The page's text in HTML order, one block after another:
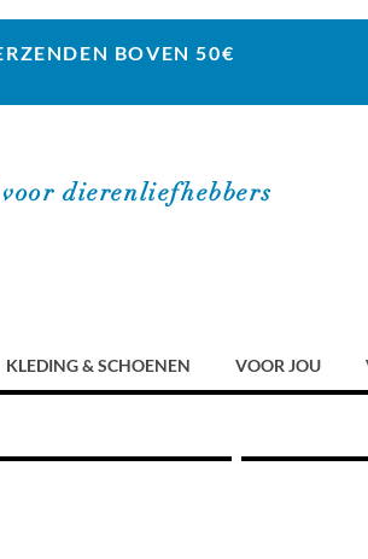
BOVEN 50€
dierenliefhebbers
KLEDING & SCHOENEN VOOR JOU